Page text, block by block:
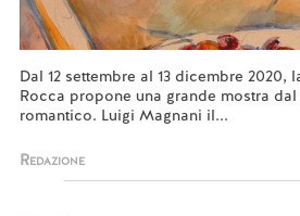
Dal 12 settembre al 13 dicembre 2020,
Rocca propone una grande mostra dal
romantico. Luigi Magnani il...
Redazione